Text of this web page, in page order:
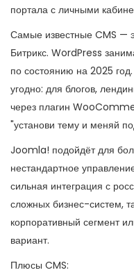
портала с личными
Самые известные CMS —
Битрикс. WordPress
по состоянию на 2025
угодно: для блогов,
через плагин
"установи тему и меняй
Joomla! подойдёт для
нестандартное
сильная интеграция с
сложных бизнес-систем,
корпоративный сегмент
вариант.
Плюсы CMS: